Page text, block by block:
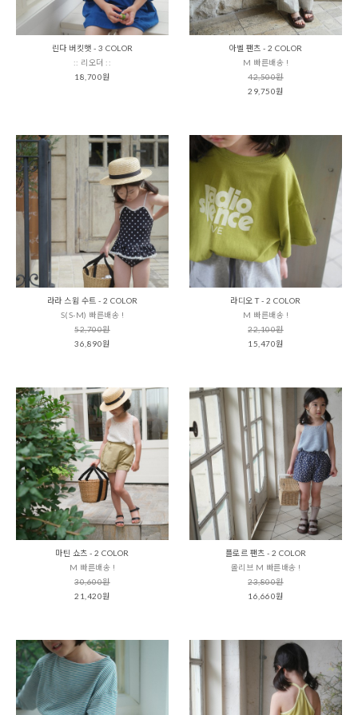
린다 버킷햇 - 3 COLOR
:: 리오더 ::
18,700원
아벨 팬츠 - 2 COLOR
M 빠른배송 !
42,500원
29,750원
라라 스윔 수트 - 2 COLOR
S(S-M) 빠른배송 !
52,700원
36,890원
라디오 T - 2 COLOR
M 빠른배송 !
22,100원
15,470원
마틴 쇼츠 - 2 COLOR
M 빠른배송 !
30,600원
21,420원
플로르 팬츠 - 2 COLOR
올리브 M 빠른배송 !
23,800원
16,660원